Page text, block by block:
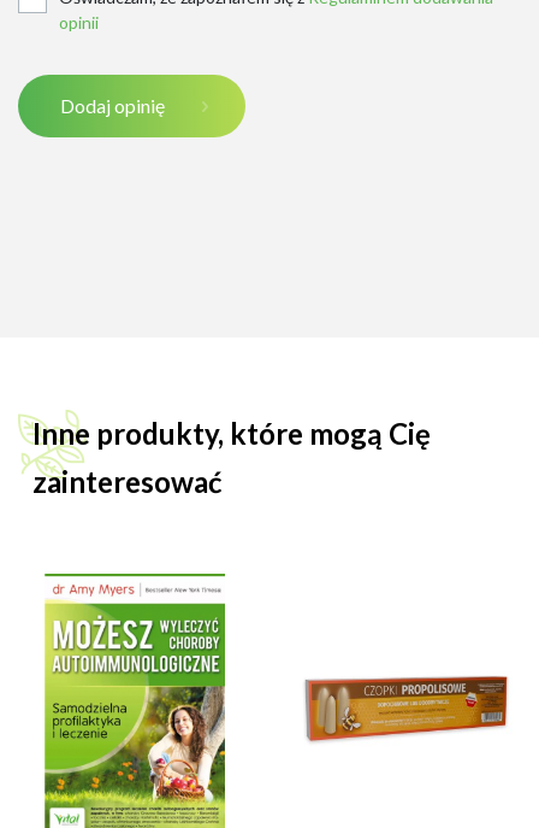
opinii
Dodaj opinię
Inne produkty, które mogą Cię
zainteresować